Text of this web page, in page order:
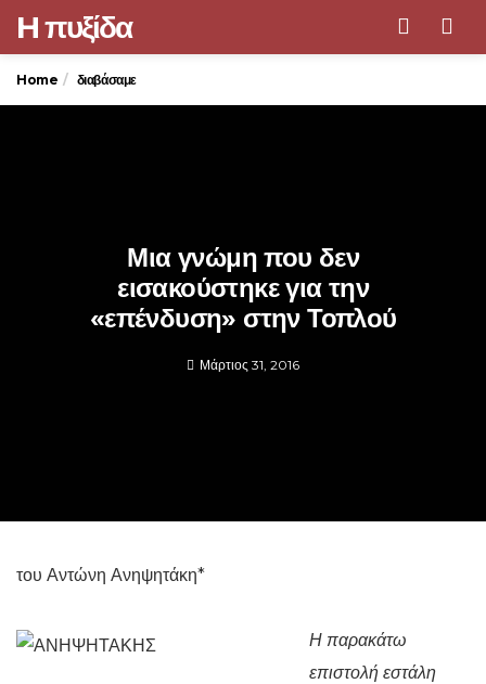
H πυξίδα
Home διαβάσαμε
Μια γνώμη που δεν
εισακούστηκε για την
«επένδυση» στην Τοπλού
Μάρτιος 31, 2016
του Αντώνη Ανηψητάκη*
Η παρακάτω
επιστολή εστάλη